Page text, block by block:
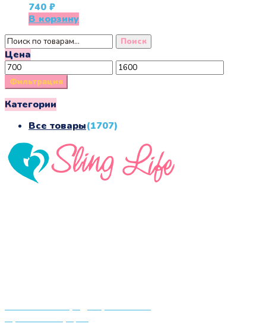
740 ₽
В корзину
Искать:
Поиск
Цена
Минимальная
цена
Максимальная
цена
Фильтрация
Категории
Все товары(1707)